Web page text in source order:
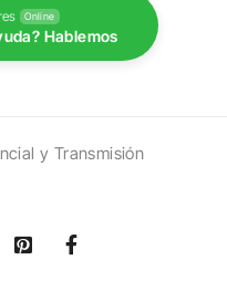
Online
Hablemos
y Transmisión